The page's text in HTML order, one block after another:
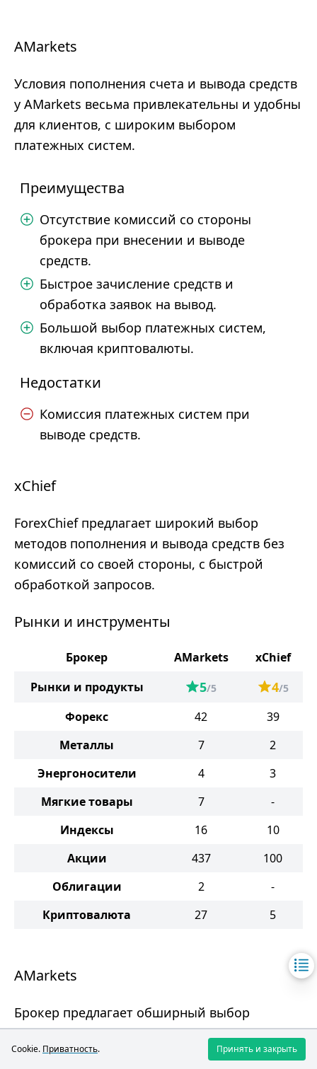
AMarkets
Условия пополнения счета и вывода средств
у AMarkets весьма привлекательны и удобны
для клиентов, с широким выбором
платежных систем.
Преимущества
Отсутствие комиссий со стороны
брокера при внесении и выводе
средств.
Быстрое зачисление средств и
обработка заявок на вывод.
Большой выбор платежных систем,
включая криптовалюты.
Недостатки
Комиссия платежных систем при
выводе средств.
xChief
ForexChief предлагает широкий выбор
методов пополнения и вывода средств без
комиссий со своей стороны, с быстрой
обработкой запросов.
Рынки и инструменты
Брокер AMarkets
xChief
Рынки и продукты
5/5 4/5
Форекс 42
39
Металлы
7
2
Энергоносители
4
3
Мягкие товары
7
-
Индексы
16
10
Акции
437
100
Облигации
2
-
Криптовалюта
27 5
AMarkets
Брокер предлагает обширный выбор
активов для торговли, включая валютные
пары, металлы, криптовалюты, облигации,
Cookie. Приватность. Принять и закрыть